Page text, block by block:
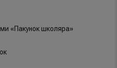
«Пакунок школяра»